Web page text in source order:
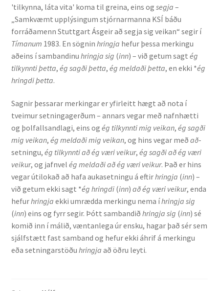
Söguleg setningafræði
Hljóð og hljóðkerfi
Staða íslenskunnar
Ritverk og erindi
Bækur
Önnur ritverk
Ritrýndar greinar
Óritrýnt fræðilegt efni
Málfarspistlar
Fræðilegir fyrirlestrar
'tilkynna, láta vita' koma til greina, eins og segja –
„Samkvæmt upplýsingum stjórnarmanna KSÍ báðu
forráðamenn Stuttgart Ásgeir að segja sig veikan“ segir í
Tímanum 1983. En sögnin hringja hefur þessa merkingu
aðeins í sambandinu hringja sig (inn) – við getum sagt ég
tilkynnti þetta, ég sagði þetta, ég meldaði þetta, en ekki *ég
hringdi þetta.
Sagnir þessarar merkingar er yfirleitt hægt að nota í
tveimur setningagerðum – annars vegar með nafnhætti
og þolfallsandlagi, eins og ég tilkynnti mig veikan, ég sagði
mig veikan, ég meldaði mig veikan, og hins vegar með að-
setningu, ég tilkynnti að ég væri veikur, ég sagði að ég væri
veikur, og jafnvel ég meldaði að ég væri veikur. Það er hins
vegar útilokað að hafa aukasetningu á eftirhringja (inn) –
við getum ekki sagt *ég hringdi (inn) að ég væri veikur, enda
hefurhringja ekki umrædda merkingu nema íhringja sig
(inn) eins og fyrr segir. Þótt sambandið hringja sig (inn) sé
komið inn í málið, væntanlega úr ensku, hagar það sér sem
sjálfstætt fast samband og hefur ekki áhrif á merkingu
eða setningarstöðu hringja að öðru leyti.